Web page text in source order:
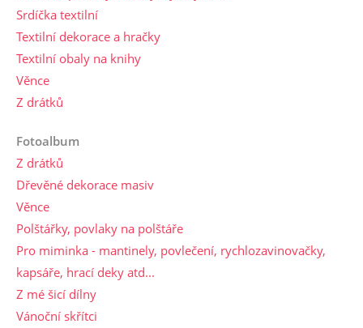
Srdíčka textilní
Textilní dekorace a hračky
Textilní obaly na knihy
Věnce
Z drátků
Fotoalbum
Z drátků
Dřevěné dekorace masiv
Věnce
Polštářky, povlaky na polštáře
Pro miminka - mantinely, povlečení, rychlozavinovačky,
kapsáře, hrací deky atd...
Z mé šicí dílny
Vánoční skřítci